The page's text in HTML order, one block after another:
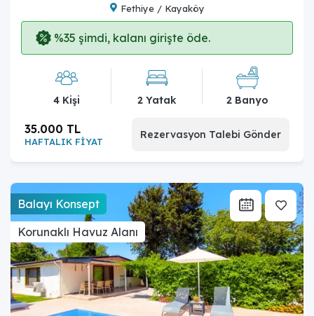
Fethiye / Kayaköy
%35 şimdi, kalanı girişte öde.
4 Kişi 2 Yatak 2 Banyo
HAFTALIK FİYAT
35.000 TL Rezervasyon Talebi Gönder
Balayı Konsept
Korunaklı Havuz Alanı